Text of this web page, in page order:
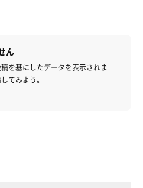
ん
を基にしたデータを表示されま
てみよう。